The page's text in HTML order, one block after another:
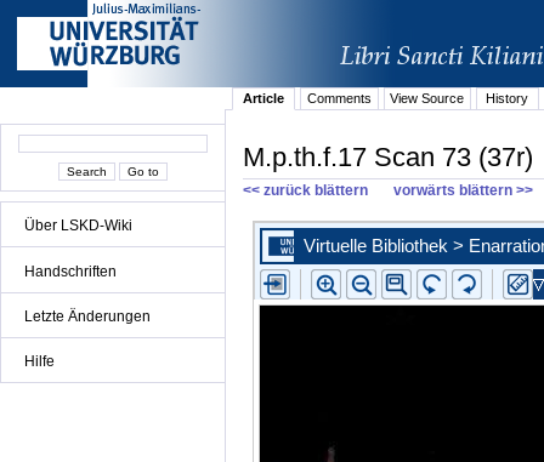
Über LSKD-Wiki
Handschriften
Letzte Änderungen
Hilfe
Article Comments View Source History
M.p.th.f.17 Scan 73 (37r)
<< zurück blättern vorwärts blättern >>